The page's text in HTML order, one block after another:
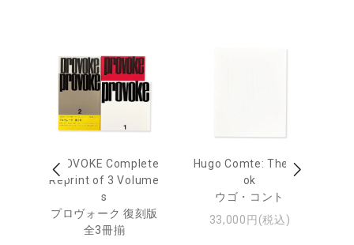
PROVOKE Complete
Reprint of 3 Volume
s
プロヴォーク 復刻版
全3冊揃
Hugo Comte: The Bo
ok
ウゴ・コント
33,000円(税込)